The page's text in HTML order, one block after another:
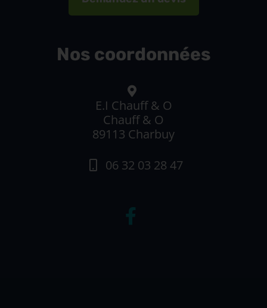
Nos coordonnées
E.I Chauff & O
Chauff & O
89113 Charbuy
06 32 03 28 47